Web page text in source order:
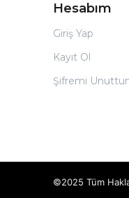
Hesabım
Giriş Yap
Kayıt Ol
Şifremi
©2025 Tüm